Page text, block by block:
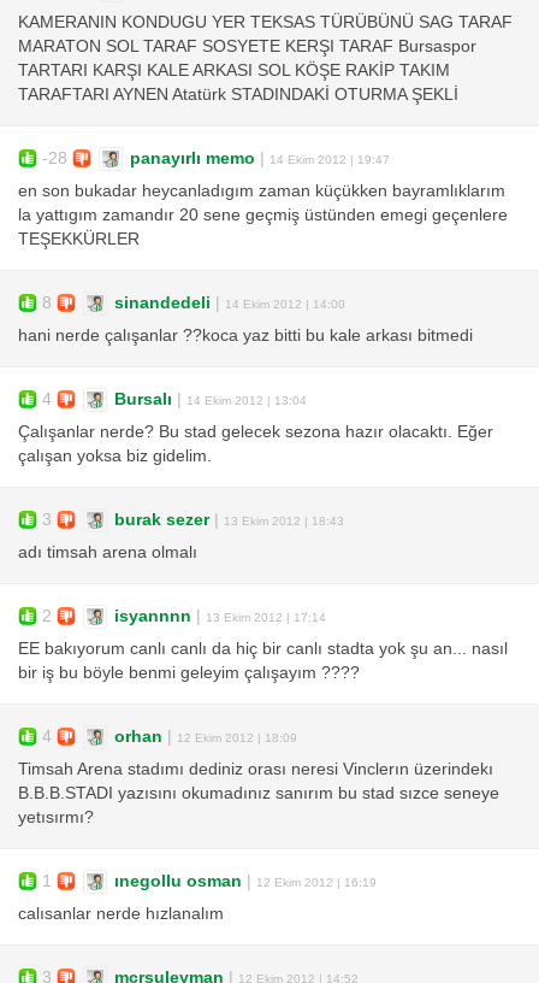
KAMERANIN KONDUGU YER TEKSAS TÜRÜBÜNÜ SAG TARAF
MARATON SOL TARAF SOSYETE KERŞI TARAF Bursaspor
TARTARI KARŞI KALE ARKASI SOL KÖŞE RAKİP TAKIM
TARAFTARI AYNEN Atatürk STADINDAKİ OTURMA ŞEKLİ
-28 panayırlı memo | 14 Ekim 2012 | 19:47
en son bukadar heycanladıgım zaman küçükken bayramlıklarım
la yattıgım zamandır 20 sene geçmiş üstünden emegi geçenlere
TEŞEKKÜRLER
8 sinandedeli | 14 Ekim 2012 | 14:00
hani nerde çalışanlar ??koca yaz bitti bu kale arkası bitmedi
4 Bursalı | 14 Ekim 2012 | 13:04
Çalışanlar nerde? Bu stad gelecek sezona hazır olacaktı. Eğer
çalışan yoksa biz gidelim.
3 burak sezer| 13 Ekim 2012 | 18:43
adı timsah arena olmalı
2 isyannnn | 13 Ekim 2012 | 17:14
EE bakıyorum canlı canlı da hiç bir canlı stadta yok şu an... nasıl
bir iş bu böyle benmi geleyim çalışayım ????
4 orhan | 12 Ekim 2012 | 18:09
Timsah Arena stadımı dediniz orası neresi Vinclerın üzerindekı
B.B.B.STADI yazısını okumadınız sanırım bu stad sızce seneye
yetısırmı?
1 ınegollu osman | 12 Ekim 2012 | 16:19
calısanlar nerde hızlanalım
3 mcrsuleyman | 12 Ekim 2012 | 14:52